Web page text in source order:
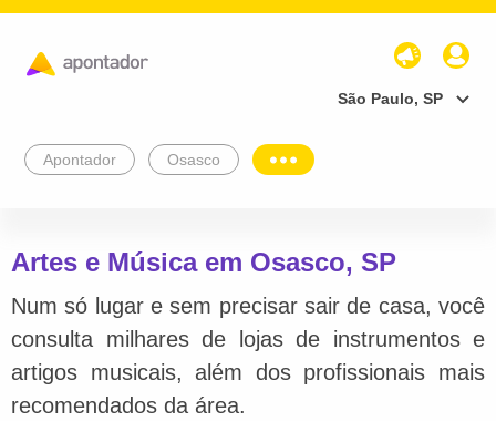
São Paulo, SP
Apontador Osasco
Artes e Música em Osasco, SP
Num só lugar e sem precisar sair de casa, você
consulta milhares de lojas de instrumentos e
artigos musicais, além dos profissionais mais
recomendados da área.